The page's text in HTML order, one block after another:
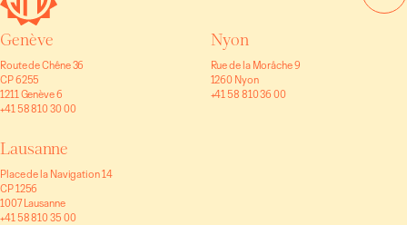
Genève
Route de Chêne 36
CP 6255
1211 Genève 6
+41 58 810 30 00
Nyon
Rue de la Morâche 9
1260 Nyon
+41 58 810 36 00
Lausanne
Place de la Navigation 14
CP 1256
1007 Lausanne
+41 58 810 35 00